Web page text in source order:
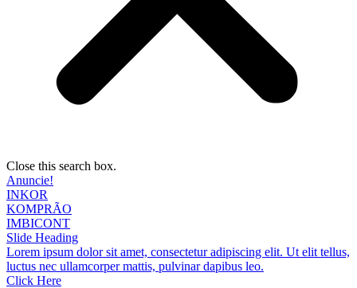
Close this search box.
Anuncie!
INKOR
KOMPRÃO
IMBICONT
Slide Heading
Lorem ipsum dolor sit amet, consectetur adipiscing elit. Ut elit tellus,
luctus nec ullamcorper mattis, pulvinar dapibus leo.
Click Here